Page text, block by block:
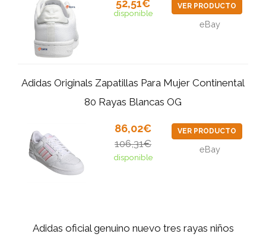
52,51€
disponible
VER PRODUCTO
eBay
Adidas Originals Zapatillas Para Mujer Continental
80 Rayas Blancas OG
86,02€
106,31€
disponible
VER PRODUCTO
eBay
Adidas oficial genuino nuevo tres rayas niños